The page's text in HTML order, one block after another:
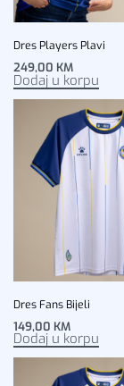
Dres Players Plavi
249,00 KM
Dodaj u korpu
Dres Fans Bijeli
149,00 KM
Dodaj u korpu